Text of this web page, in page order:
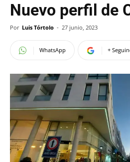
Nuevo perfil de
Por Luis Tórtolo - 27 junio, 2023
WhatsApp +